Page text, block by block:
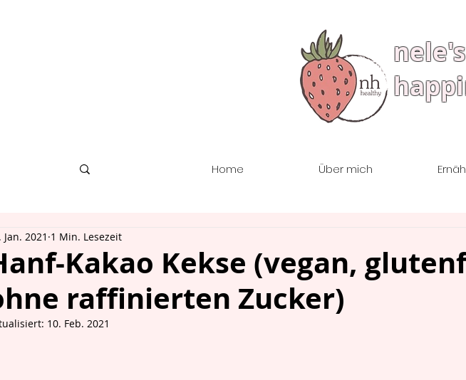
nele's
Home Über mich
Kakao Kekse (vegan,
raffinierten Zucker)
Jan. 2021 1 Min. Lesezeit
10. Feb. 2021